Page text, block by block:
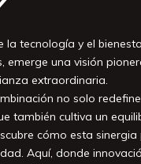
la tecnología y el
emerge una visión
extraordinaria.
no solo
también cultiva un
cómo esta sinergia
Aquí, donde